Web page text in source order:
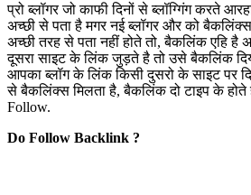
प्रो ब्लॉगर जो काफी दिनों से ब्लॉग्गिंग करते
अच्छी से पता है मगर नई ब्लॉगर और को
अच्छी तरह से पता नहीं होते तो, बैकलिंक एहि है
दूसरा साइट के लिंक जुड़ते है तो उसे बैकलिंक
आपका ब्लॉग के लिंक किसी दुसरो के साइट पर
से बैकलिंक्स मिलता है, बैकलिंक दो टाइप के
Follow.
Do Follow Backlink ?